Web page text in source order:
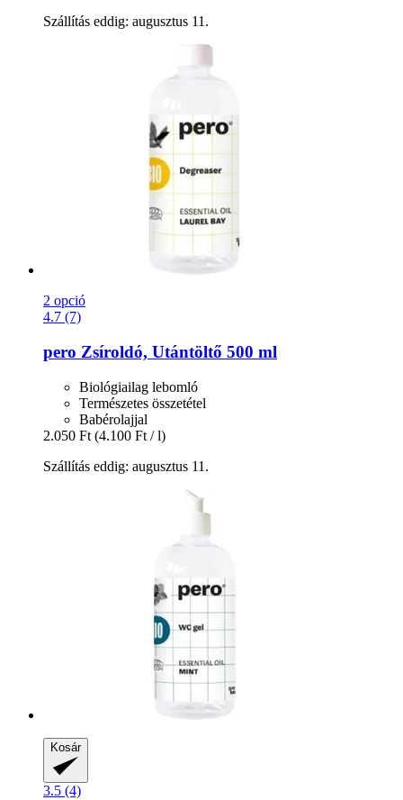
Szállítás eddig: augusztus 11.
2 opció
4.7 (7)
pero Zsíroldó, Utántöltő 500 ml
Biológiailag lebomló
Természetes összetétel
Babérolajjal
2.050 Ft (4.100 Ft / l)
Szállítás eddig: augusztus 11.
Kosár
3.5 (4)